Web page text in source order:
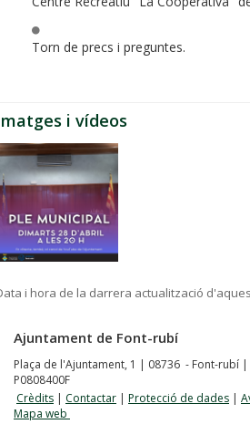
Torn de precs i preguntes.
i vídeos
i hora de la darrera actualització
Ajuntament de Font-rubí
Plaça de l'Ajuntament, 1 | 08736 - Font-rubí |
P0808400F
Crèdits | Contactar | Protecció de dades |
Mapa web